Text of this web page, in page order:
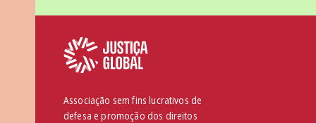
Associação sem fins lucrativos de
defesa e promoção dos direitos